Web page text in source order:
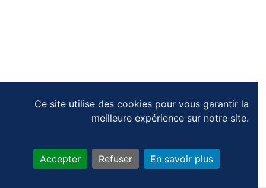
Ce site utilise des cookies pour vous garantir la
meilleure expérience sur notre site.
Accepter Refuser En savoir plus